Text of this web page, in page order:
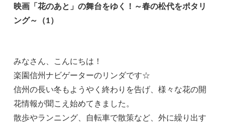
映画「花のあと」の舞台をゆく！～春の松代をポタリ
ング～（1）
みなさん、こんにちは！
楽園信州ナビゲーターのリンダです☆
信州の長い冬もようやく終わりを告げ、様々な花の開
花情報が聞こえ始めてきました。
散歩やランニング、自転車で散策など、外に繰り出す